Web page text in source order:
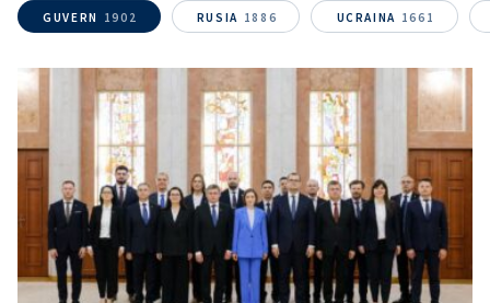
GUVERN 1902 RUSIA 1886 UCRAINA 1661
+ Telefon personal
acord cu politica de
confidențialitate.
TRIMITE ȘTIREA